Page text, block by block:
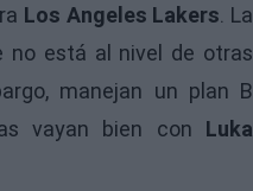
Los Angeles Lakers. La
no está al nivel de otras
manejan un plan B
vayan bien con Luka